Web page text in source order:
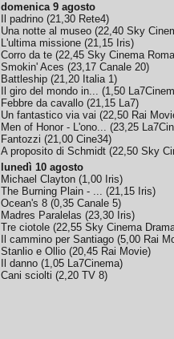
domenica 9 agosto
Il padrino (21,30 Rete4)
Una notte al museo (22,40 Sky
L'ultima missione (21,15 Iris)
Corro da te (22,45 Sky Cinema
Smokin' Aces (23,17 Canale 20)
Battleship (21,20 Italia 1)
Il giro del mondo in... (1,50
Febbre da cavallo (21,15 La7)
Un fantastico via vai (22,50 Rai
Men of Honor - L'ono... (23,25
Fantozzi (21,00 Cine34)
A proposito di Schmidt (22,50 Sky
lunedì 10 agosto
Michael Clayton (1,00 Iris)
The Burning Plain - ... (21,15 Iris)
Ocean's 8 (0,35 Canale 5)
Madres Paralelas (23,30 Iris)
Tre ciotole (22,55 Sky Cinema
Il cammino per Santiago (5,00 Rai
Stanlio e Ollio (20,45 Rai Movie)
Il danno (1,05 La7Cinema)
Cani sciolti (2,20 TV 8)